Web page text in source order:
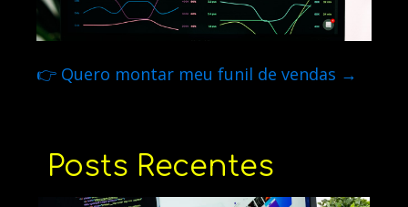
👉 Quero montar meu funil de vendas →
Posts Recentes